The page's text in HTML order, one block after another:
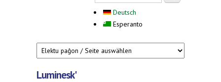
Deutsch
Esperanto
Luminesk'